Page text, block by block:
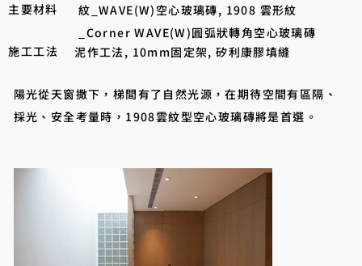
陽光從天窗撒下，梯間有了自然光源，在期待空間有區隔、
採光、安全考量時，1908雲紋型空心玻璃磚將是首選。
主要材料
紋_WAVE(W)空心玻璃磚, 1908 雲形紋
_Corner WAVE(W)圓弧狀轉角空心玻璃磚
施工工法
泥作工法, 10mm固定架, 矽利康膠填縫